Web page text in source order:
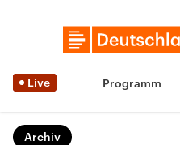
Live Programm
Archiv